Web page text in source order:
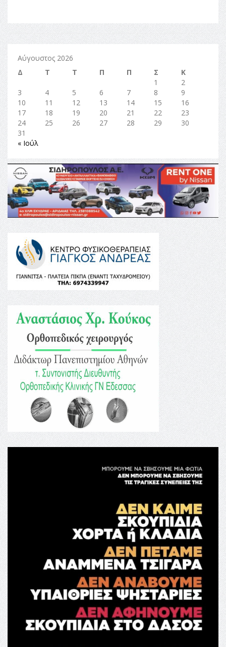
Αύγουστος 2026
Δ
Τ Τ Π Π Σ
Κ
1
2
3
4 5 6 7 8
9
10
11 12 13 14 15
16
17
18 19 20 21 22
23
24
25 26 27 28 29
30
31
« Ιούλ